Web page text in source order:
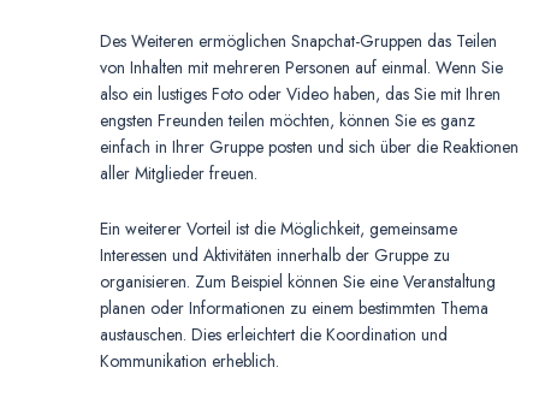
Des Weiteren ermöglichen Snapchat-Gruppen das Teilen
von Inhalten mit mehreren Personen auf einmal. Wenn Sie
also ein lustiges Foto oder Video haben, das Sie mit Ihren
engsten Freunden teilen möchten, können Sie es ganz
einfach in Ihrer Gruppe posten und sich über die Reaktionen
aller Mitglieder freuen.
Ein weiterer Vorteil ist die Möglichkeit, gemeinsame
Interessen und Aktivitäten innerhalb der Gruppe zu
organisieren. Zum Beispiel können Sie eine Veranstaltung
planen oder Informationen zu einem bestimmten Thema
austauschen. Dies erleichtert die Koordination und
Kommunikation erheblich.